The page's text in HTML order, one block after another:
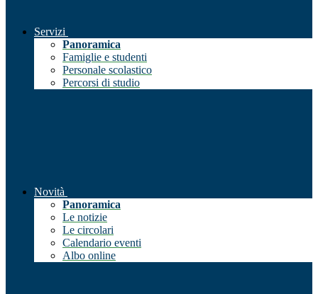
Servizi
Panoramica
Famiglie e studenti
Personale scolastico
Percorsi di studio
Novità
Panoramica
Le notizie
Le circolari
Calendario eventi
Albo online